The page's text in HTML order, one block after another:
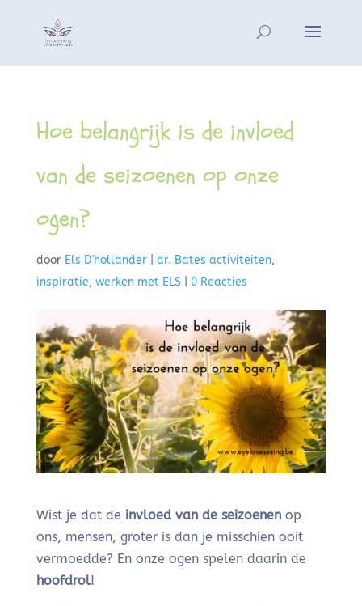
Hoe belangrijk is de invloed
van de seizoenen op onze
ogen?
door Els D'hollander| dr. Bates activiteiten,
inspiratie, werken met ELS| 0 Reacties
Wist je dat de invloed van de seizoenenop
ons, mensen, groter is dan je misschien ooit
vermoedde? En onze ogen spelen daarin de
hoofdrol!